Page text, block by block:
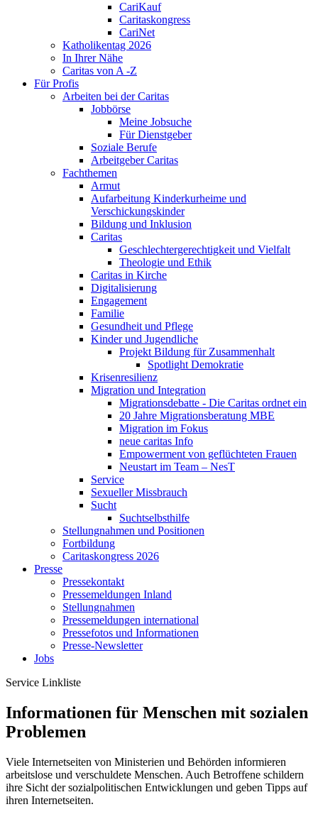
CariKauf
Caritaskongress
CariNet
Katholikentag 2026
In Ihrer Nähe
Caritas von A -Z
Für Profis
Arbeiten bei der Caritas
Jobbörse
Meine Jobsuche
Für Dienstgeber
Soziale Berufe
Arbeitgeber Caritas
Fachthemen
Armut
Aufarbeitung Kinderkurheime und
Verschickungskinder
Bildung und Inklusion
Caritas
Geschlechtergerechtigkeit und Vielfalt
Theologie und Ethik
Caritas in Kirche
Digitalisierung
Engagement
Familie
Gesundheit und Pflege
Kinder und Jugendliche
Projekt Bildung für Zusammenhalt
Spotlight Demokratie
Krisenresilienz
Migration und Integration
Migrationsdebatte - Die Caritas ordnet ein
20 Jahre Migrationsberatung MBE
Migration im Fokus
neue caritas Info
Empowerment von geflüchteten Frauen
Neustart im Team – NesT
Service
Sexueller Missbrauch
Sucht
Suchtselbsthilfe
Stellungnahmen und Positionen
Fortbildung
Caritaskongress 2026
Presse
Pressekontakt
Pressemeldungen Inland
Stellungnahmen
Pressemeldungen international
Pressefotos und Informationen
Presse-Newsletter
Jobs
Service Linkliste
Informationen für Menschen mit sozialen
Problemen
Viele Internetseiten von Ministerien und Behörden informieren
arbeitslose und verschuldete Menschen. Auch Betroffene schildern
ihre Sicht der sozialpolitischen Entwicklungen und geben Tipps auf
ihren Internetseiten.